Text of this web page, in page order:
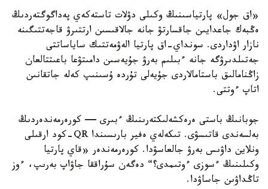
«اق جول» پارتياسىنىڭ وكىلى دۋلات تاستەكەي پەداگوگتەردىڭ
ەڭبەك جاعدايىن جاقسارتۋ جانە جالاقىسىن ارتتىرۋ قاجەتتىگىنە
نازار اۋداردى. سونداي-اق پارتيا الەۋمەتتىك ساياساتتى
جەتىلدىرۋگە جانە ءبىلىم بەرۋ جۇيەسىن دامىتۋعا باعىتتالعان
زاڭنامالىق باستامالاردى جۇيەلى تۇردە ۇسىنىپ كەلە جاتقانىن
اتاپ ءوتتى.
جوبانىڭ باستى ەرەكشەلىكتەرىنىڭ ءبىرى — كورەرمەندەردىڭ
بەلسەندى قاتىسۋى. تىكەلەي ەفير بارىسىندا QR-كود ارقىلى
ونلاين داۋىس بەرۋ جالعاسۋدا. كورەرمەندەر «قاي پارتيا
وكىلىنىڭ ءسوزى ءوتىمدى؟“ دەگەن سۇراققا جاۋاپ بەرىپ، ءوز
تاڭداۋىن جاساۋدا.